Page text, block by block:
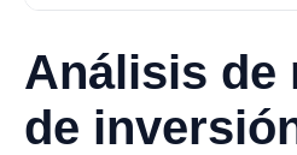
Análisis de
de